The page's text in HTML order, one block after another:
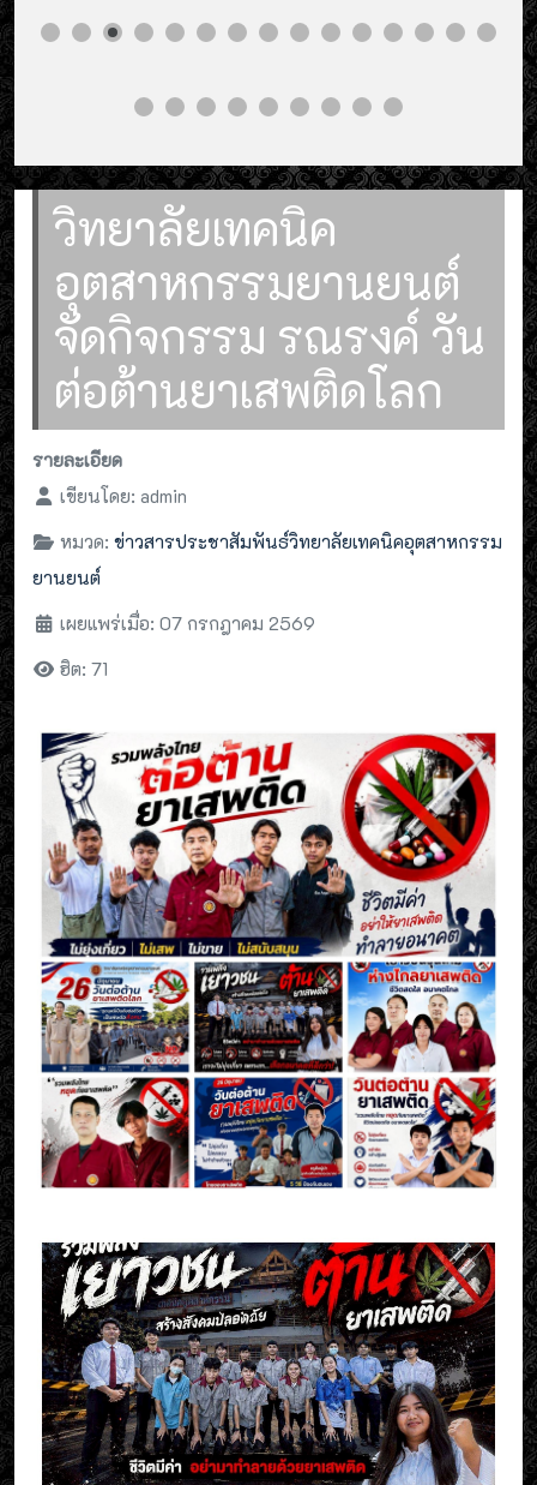
วิทยาลัยเทคนิค
อุตสาหกรรมยานยนต์
จัดกิจกรรม รณรงค์ วัน
ต่อต้านยาเสพติดโลก
รายละเอียด
เขียนโดย: admin
หมวด: ข่าวสารประชาสัมพันธ์วิทยาลัยเทคนิคอุตสาหกรรม
ยานยนต์
เผยแพร่เมื่อ: 07 กรกฎาคม 2569
ฮิต: 71